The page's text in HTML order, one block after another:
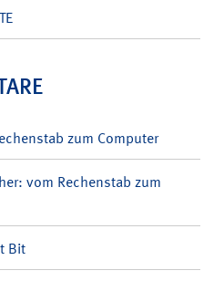
zum Computer
vom Rechenstab zum
Bit